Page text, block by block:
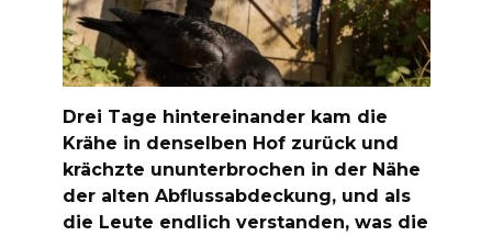
Drei Tage hintereinander kam die
Krähe in denselben Hof zurück und
krächzte ununterbrochen in der Nähe
der alten Abflussabdeckung, und als
die Leute endlich verstanden, was die